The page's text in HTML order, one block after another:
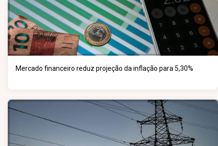
Mercado financeiro reduz projeção da inflação para 5,30%